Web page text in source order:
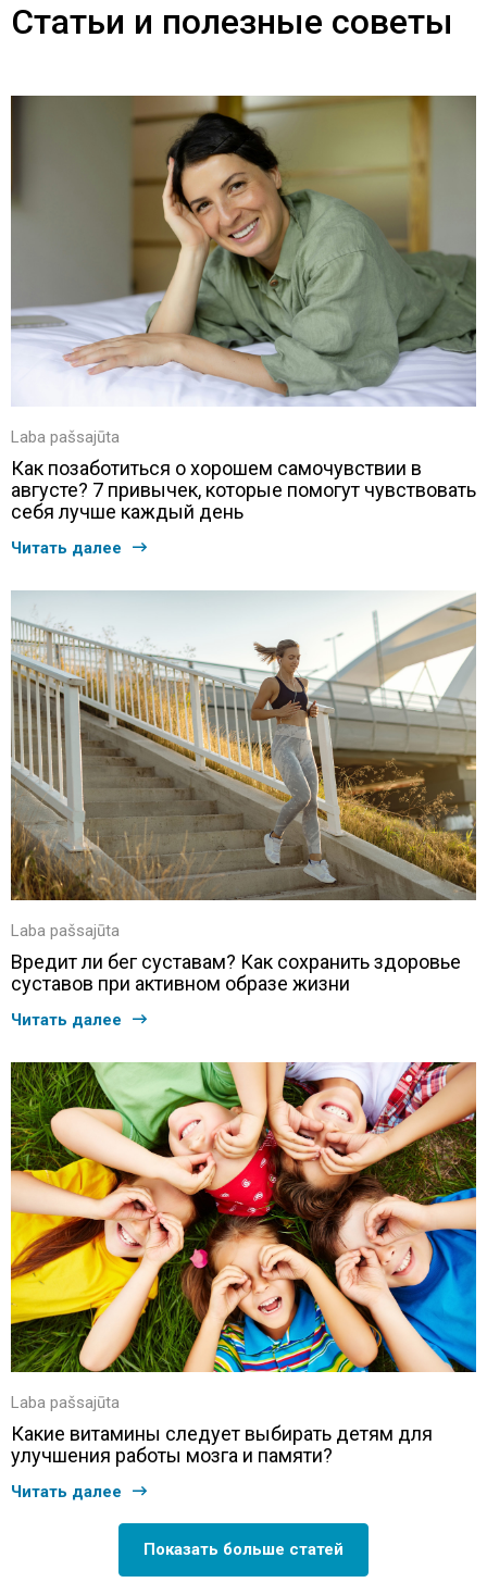
Статьи и полезные советы
Laba pašsajūta
Как позаботиться о хорошем самочувствии в
августе? 7 привычек, которые помогут чувствовать
себя лучше каждый день
Читать далее
Laba pašsajūta
Вредит ли бег суставам? Как сохранить здоровье
суставов при активном образе жизни
Читать далее
Laba pašsajūta
Какие витамины следует выбирать детям для
улучшения работы мозга и памяти?
Читать далее
Показать больше статей